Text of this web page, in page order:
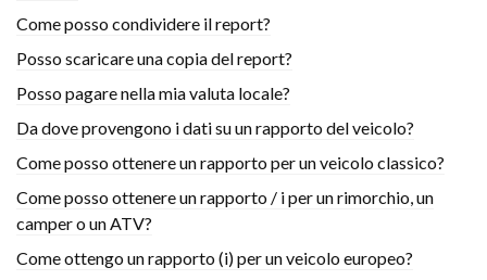
Come posso condividere il report?
Posso scaricare una copia del report?
Posso pagare nella mia valuta locale?
Da dove provengono i dati su un rapporto del veicolo?
Come posso ottenere un rapporto per un veicolo classico?
Come posso ottenere un rapporto / i per un rimorchio, un
camper o un ATV?
Come ottengo un rapporto (i) per un veicolo europeo?